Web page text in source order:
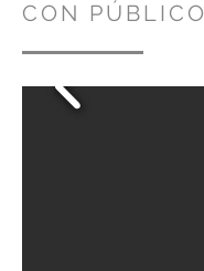
CON PÚBLICO